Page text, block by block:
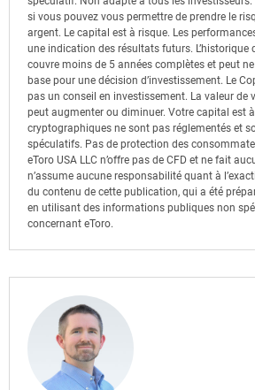
si vous pouvez vous permettre de prendre le
argent. Le capital est à risque. Les
une indication des résultats futurs. L’historique
couvre moins de 5 années complètes et peut
base pour une décision d’investissement. Le
pas un conseil en investissement. La valeur de
peut augmenter ou diminuer. Votre capital est
cryptographiques ne sont pas réglementés et
spéculatifs. Pas de protection des
eToro USA LLC n’offre pas de CFD et ne fait
n’assume aucune responsabilité quant à
du contenu de cette publication, qui a été
en utilisant des informations publiques non
concernant eToro.